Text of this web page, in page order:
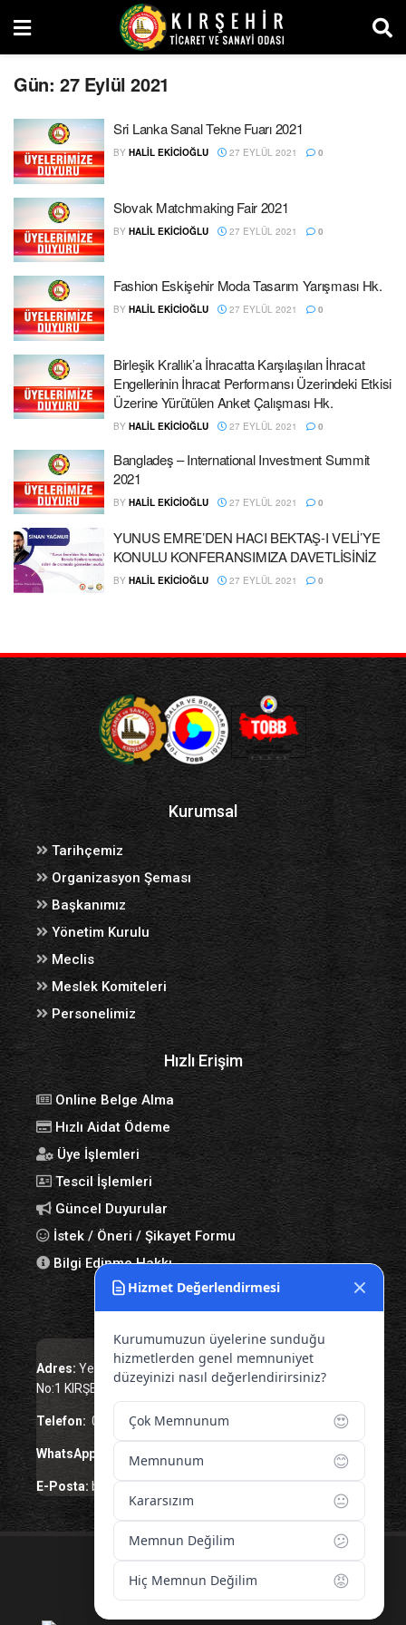
Gün: 27 Eylül 2021
Sri Lanka Sanal Tekne Fuarı 2021
BY HALIL EKİCİOĞLU 27 EYLÜL 2021 0
Slovak Matchmaking Fair 2021
BY HALIL EKİCİOĞLU 27 EYLÜL 2021 0
Fashion Eskişehir Moda Tasarım Yarışması Hk.
BY HALIL EKİCİOĞLU 27 EYLÜL 2021 0
Birleşik Krallık’a İhracatta Karşılaşılan İhracat
Engellerinin İhracat Performansı Üzerindeki Etkisi
Üzerine Yürütülen Anket Çalışması Hk.
BY HALIL EKİCİOĞLU 27 EYLÜL 2021 0
Bangladeş – International Investment Summit
2021
BY HALIL EKİCİOĞLU 27 EYLÜL 2021 0
YUNUS EMRE’DEN HACI BEKTAŞ-I VELİ’YE
KONULU KONFERANSIMIZA DAVETLİSİNİZ
BY HALIL EKİCİOĞLU 27 EYLÜL 2021 0
Kurumsal
Tarihçemiz
Organizasyon Şeması
Başkanımız
Yönetim Kurulu
Meclis
Meslek Komiteleri
Personelimiz
Hızlı Erişim
Online Belge Alma
Hızlı Aidat Ödeme
Üye İşlemleri
Tescil İşlemleri
Güncel Duyurular
İstek / Öneri / Şikayet Formu
Bilgi Edinme Hakkı
Bize Ulaşın
Adres: Yenice Mah. Atatürk Cad. Tüccarlar İşhanı Kat:1
No:1 KIRŞEHİR / TÜRKİYE
Telefon: 0 386 213 11 86
WhatsApp: 0 544 213 11 86
E-Posta: bilgi@kirsehirtso.org.tr
© 2026 – Tüm Hakları Saklıdır.
Hizmet Değerlendirmesi
Kurumumuzun üyelerine sunduğu
hizmetlerden genel memnuniyet
düzeyinizi nasıl değerlendirirsiniz?
Çok Memnunum 😍
Memnunum 😊
Kararsızım 😐
Memnun Değilim 😕
Hiç Memnun Değilim 😡